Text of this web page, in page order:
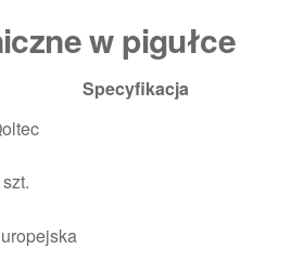
w pigułce
Specyfikacja